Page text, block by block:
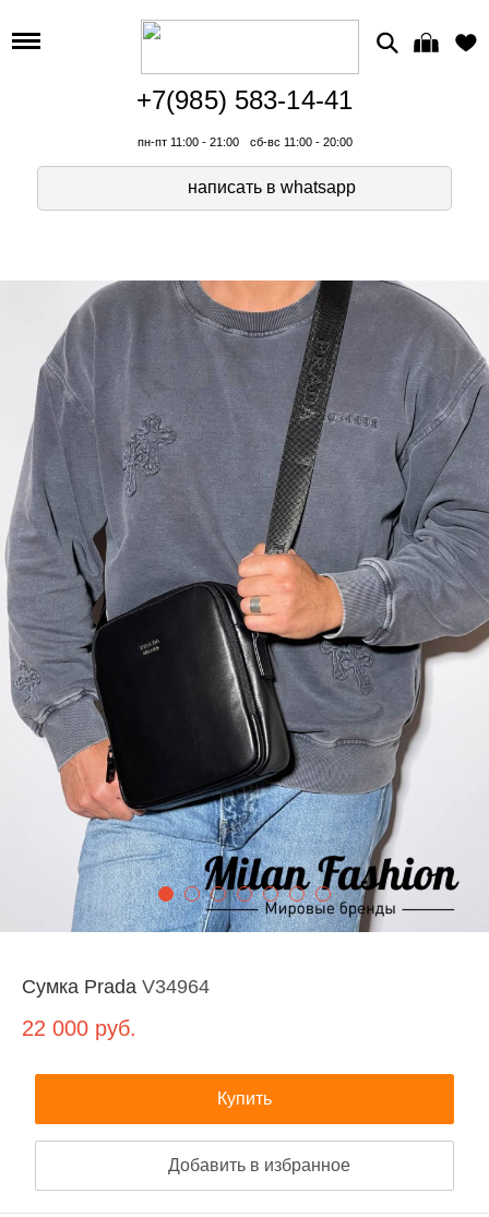
+7(985) 583-14-41
пн-пт 11:00 - 21:00 сб-вс 11:00 - 20:00
написать в whatsapp
Сумка Prada V34964
22 000 руб.
Купить
Добавить в избранное